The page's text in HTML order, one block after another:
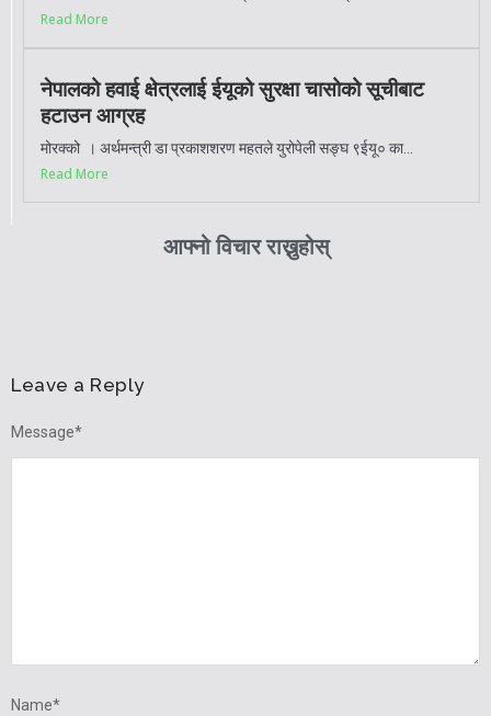
Read More
नेपालको हवाई क्षेत्रलाई ईयूको सुरक्षा चासोको सूचीबाट
हटाउन आग्रह
मोरक्को । अर्थमन्त्री डा प्रकाशशरण महतले युरोपेली सङ्घ ९ईयू० का...
Read More
आफ्नो विचार राख्नुहोस्
Leave a Reply
Message*
Name*